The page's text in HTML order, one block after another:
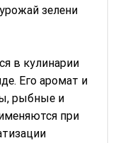
зелени
в кулинарии
Его аромат и
рыбные и
при